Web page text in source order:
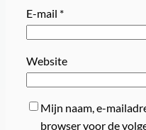
E-mail *
Website
Mijn naam, e-
browser voor de